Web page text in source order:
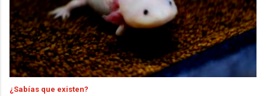
¿Sabías que existen?